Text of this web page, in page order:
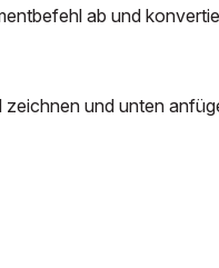
ab und
und unten